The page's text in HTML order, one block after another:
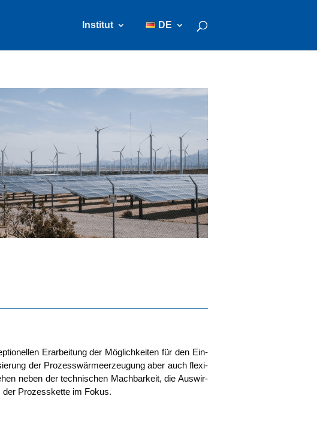
Institut DE
Erar­bei­tung der Mög­lich­kei­ten für den Ein­
der Pro­zess­wär­me­er­zeu­gung aber auch fle­xi­
neben der tech­ni­schen Mach­bar­keit, die Aus­wir­
der Pro­zess­ket­te im Fokus.